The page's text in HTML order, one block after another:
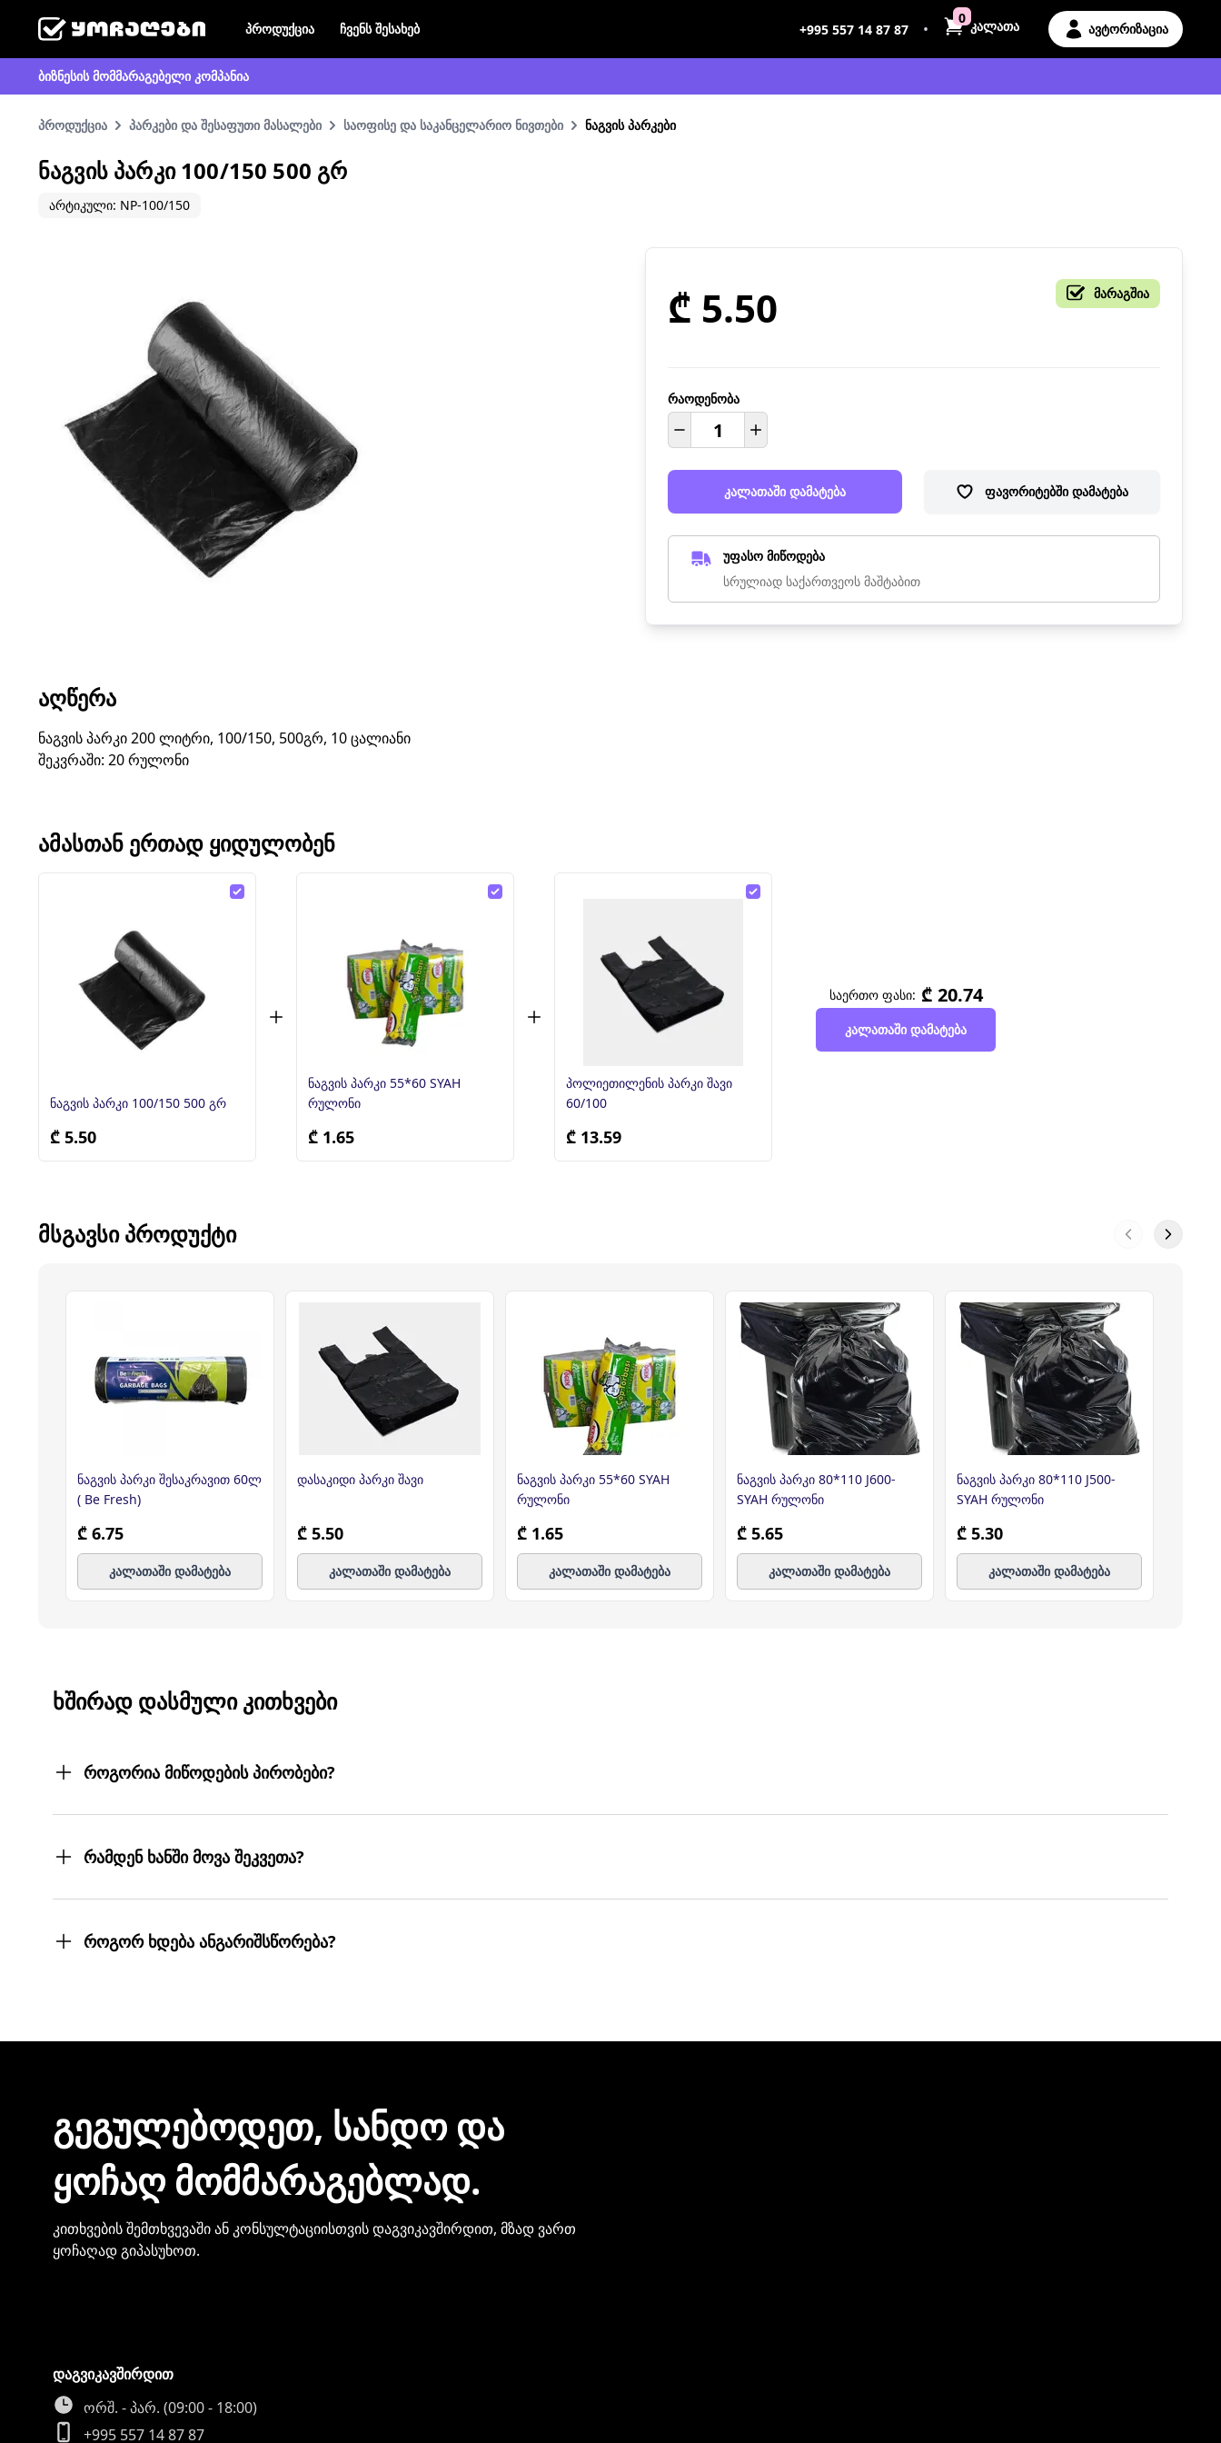
პროდუქცია ჩვენს შესახებ +995 557 14 87 87 •
0 კალათა ავტორიზაცია
ბიზნესის მომმარაგებელი კომპანია
პროდუქცია პარკები და შესაფუთი მასალები საოფისე და საკანცელარიო ნივთები ნაგვის პარკები
ᲜᲐᲒᲕᲘᲡ ᲞᲐᲠᲙᲘ 100/150 500 ᲒᲠ
არტიკული: NP-100/150
₾ 5.50 მარაგშია
რაოდენობა
კალათაში დამატება ფავორიტებში დამატება
უფასო მიწოდება
სრულიად საქართვეოს მაშტაბით
ᲐᲦᲬᲔᲠᲐ
ნაგვის პარკი 200 ლიტრი, 100/150, 500გრ, 10 ცალიანი
შეკვრაში: 20 რულონი
ᲐᲛᲐᲡᲗᲐᲜ ᲔᲠᲗᲐᲓ ᲧᲘᲓᲣᲚᲝᲑᲔᲜ
ნაგვის პარკი 100/150 500 გრ
₾ 5.50
ნაგვის პარკი 55*60 SYAH
რულონი
₾ 1.65
პოლიეთილენის პარკი შავი
60/100
₾ 13.59
საერთო ფასი: ₾ 20.74
კალათაში დამატება
ᲛᲡᲒᲐᲕᲡᲘ ᲞᲠᲝᲓᲣᲥᲢᲘ
ნაგვის პარკი შესაკრავით 60ლ
( Be Fresh)
₾ 6.75
კალათაში დამატება
დასაკიდი პარკი შავი
₾ 5.50
კალათაში დამატება
ნაგვის პარკი 55*60 SYAH
რულონი
₾ 1.65
კალათაში დამატება
ნაგვის პარკი 80*110 J600-
SYAH რულონი
₾ 5.65
კალათაში დამატება
ნაგვის პარკი 80*110 J500-
SYAH რულონი
₾ 5.30
კალათაში დამატება
ᲮᲨᲘᲠᲐᲓ ᲓᲐᲡᲛᲣᲚᲘ ᲙᲘᲗᲮᲕᲔᲑᲘ
როგორია მიწოდების პირობები?
სასურველ მისამართებზე მოგიტანთ. მიტანის სერვისი უფასოა.
რამდენ ხანში მოვა შეკვეთა?
თუმცა, ჩვენ ისეთი ყოჩაღები ვართ, 3 სამუშაო დღეც არ დაგვჭირდება.
როგორ ხდება ანგარიშსწორება?
ᲒᲔᲒᲣᲚᲔᲑᲝᲓᲔᲗ, ᲡᲐᲜᲓᲝ ᲓᲐ
ᲧᲝᲩᲐᲦ ᲛᲝᲛᲛᲐᲠᲐᲒᲔᲑᲚᲐᲓ.
კითხვების შემთხვევაში ან კონსულტაციისთვის დაგვიკავშირდით, მზად ვართ
ყოჩაღად გიპასუხოთ.
დაგვიკავშირდით
ორშ. - პარ. (09:00 - 18:00)
+995 557 14 87 87